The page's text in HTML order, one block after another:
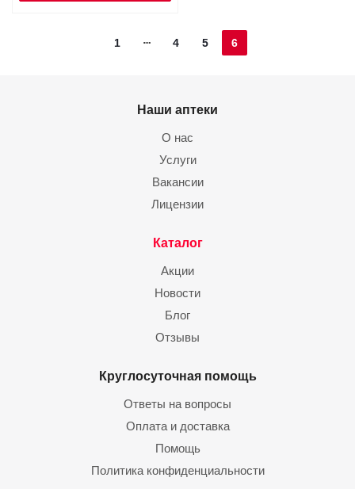
1 4 5 6
Наши аптеки
О нас
Услуги
Вакансии
Лицензии
Каталог
Акции
Новости
Блог
Отзывы
Круглосуточная помощь
Ответы на вопросы
Оплата и доставка
Помощь
Политика конфиденциальности